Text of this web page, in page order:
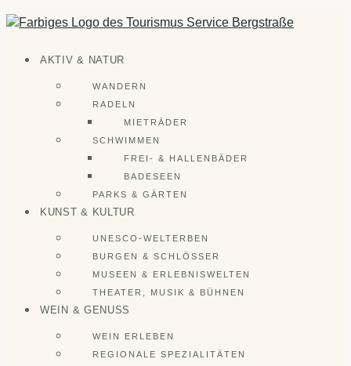
Zum
Inhalt
AKTIV & NATUR
WANDERN
RADELN
MIETRÄDER
SCHWIMMEN
FREI- & HALLENBÄDER
BADESEEN
PARKS & GÄRTEN
KUNST & KULTUR
UNESCO-WELTERBEN
BURGEN & SCHLÖSSER
MUSEEN & ERLEBNISWELTEN
THEATER, MUSIK & BÜHNEN
WEIN & GENUSS
WEIN ERLEBEN
REGIONALE SPEZIALITÄTEN